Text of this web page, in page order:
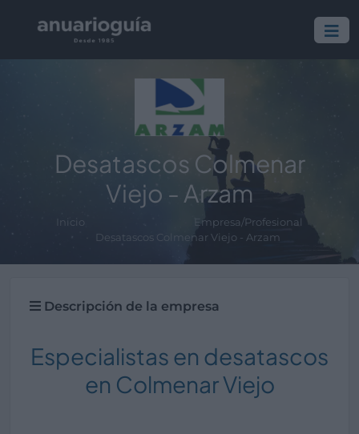
Desatascos Colmenar
Viejo - Arzam
Inicio
Empresa/Profesional
Desatascos Colmenar Viejo - Arzam
Descripción de la empresa
Especialistas en desatascos
en Colmenar Viejo